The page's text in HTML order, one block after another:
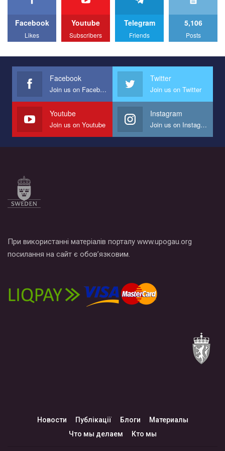
Facebook
Likes
Youtube
Subscribers
Telegram
Friends
5,106
Posts
Facebook
Join us on Facebook
Twitter
Join us on Twitter
Youtube
Join us on Youtube
Instagram
Join us on Instagram
При використанні матеріалів порталу www.upogau.org
посилання на сайт є обов’язковим.
Новости Публікації Блоги
Материалы
Что мы делаем
Кто мы